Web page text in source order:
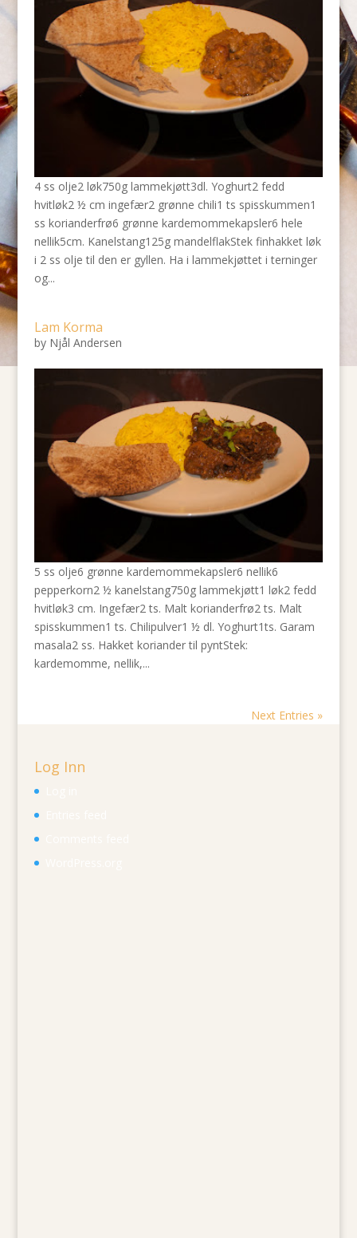
4 ss olje2 løk750g lammekjøtt3dl. Yoghurt2 fedd
hvitløk2 ½ cm ingefær2 grønne chili1 ts spisskummen1
ss korianderfrø6 grønne kardemommekapsler6 hele
nellik5cm. Kanelstang125g mandelflakStek finhakket løk
i 2 ss olje til den er gyllen. Ha i lammekjøttet i terninger
og...
Lam Korma
by Njål Andersen
5 ss olje6 grønne kardemommekapsler6 nellik6
pepperkorn2 ½ kanelstang750g lammekjøtt1 løk2 fedd
hvitløk3 cm. Ingefær2 ts. Malt korianderfrø2 ts. Malt
spisskummen1 ts. Chilipulver1 ½ dl. Yoghurt1ts. Garam
masala2 ss. Hakket koriander til pyntStek:
kardemomme, nellik,...
Next Entries »
Log Inn